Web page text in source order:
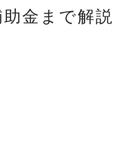
金まで解説